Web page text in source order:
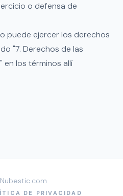
o defensa de
puede ejercer los derechos
"7. Derechos de las
en los términos allí
DE PRIVACIDAD